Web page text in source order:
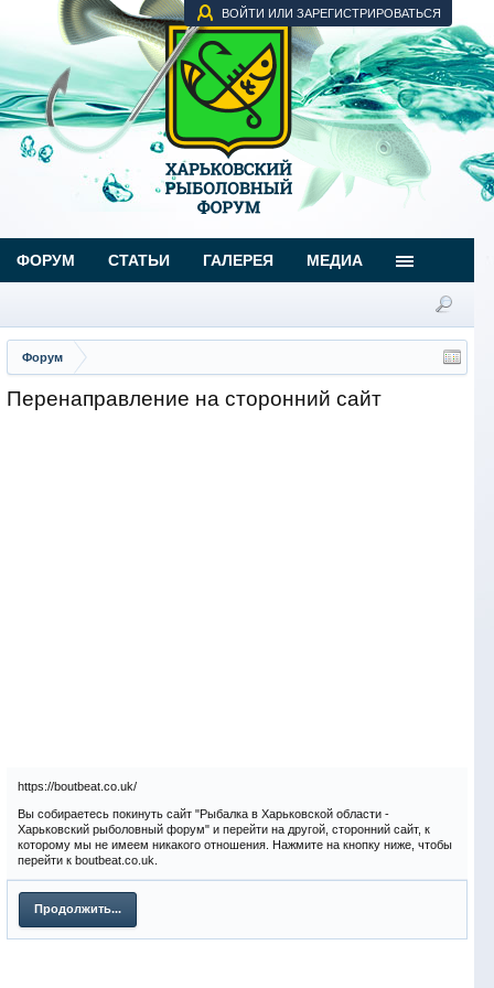
ВОЙТИ ИЛИ ЗАРЕГИСТРИРОВАТЬСЯ
Форум
Перенаправление на сторонний сайт
https://boutbeat.co.uk/
Вы собираетесь покинуть сайт "Рыбалка в Харьковской области -
Харьковский рыболовный форум" и перейти на другой, сторонний сайт, к
которому мы не имеем никакого отношения. Нажмите на кнопку ниже, чтобы
перейти к boutbeat.co.uk.
Продолжить...
ФОРУМ СТАТЬИ ГАЛЕРЕЯ МЕДИА